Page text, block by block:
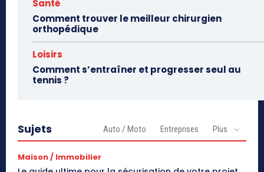
Santé
Comment trouver le meilleur chirurgien
orthopédique
Loisirs
Comment s’entraîner et progresser seul au
tennis ?
Sujets Auto / Moto Entreprises Plus
Maison / Immobilier